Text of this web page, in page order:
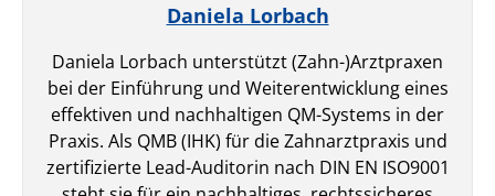
Daniela Lorbach
Daniela Lorbach unterstützt (Zahn-)Arztpraxen
bei der Einführung und Weiterentwicklung eines
effektiven und nachhaltigen QM-Systems in der
Praxis. Als QMB (IHK) für die Zahnarztpraxis und
zertifizierte Lead-Auditorin nach DIN EN ISO9001